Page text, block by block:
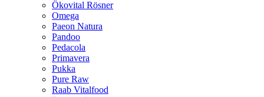
Ökovital Rösner
Omega
Paeon Natura
Pandoo
Pedacola
Primavera
Pukka
Pure Raw
Raab Vitalfood